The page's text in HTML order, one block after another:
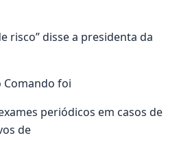
risco” disse a presidenta da
foi
periódicos em casos de
de